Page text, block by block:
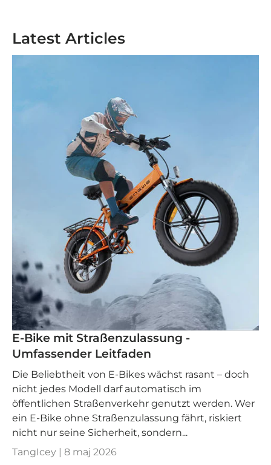
Latest Articles
E-Bike mit Straßenzulassung -
Umfassender Leitfaden
Die Beliebtheit von E-Bikes wächst rasant – doch
nicht jedes Modell darf automatisch im
öffentlichen Straßenverkehr genutzt werden. Wer
ein E-Bike ohne Straßenzulassung fährt, riskiert
nicht nur seine Sicherheit, sondern...
TangIcey | 8 maj 2026